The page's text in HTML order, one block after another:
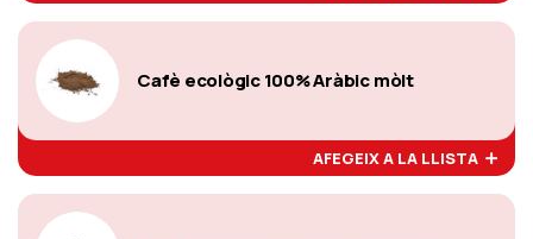
Cafè ecològic 100% Aràbic mòlt
AFEGEIX A LA LLISTA